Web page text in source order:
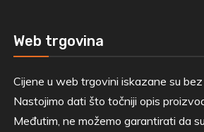
Web trgovina
Cijene u web trgovini iskazane su bez
Nastojimo dati što točniji opis
Međutim, ne možemo garantirati da